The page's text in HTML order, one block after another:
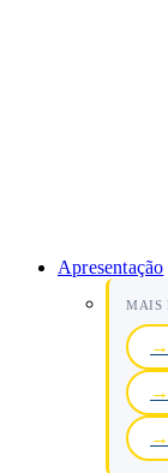
Apresentação
MAIS